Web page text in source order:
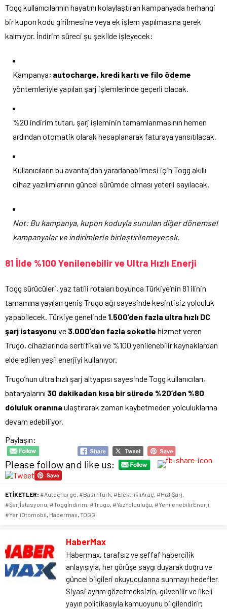
Togg kullanıcılarının hayatını kolaylaştıran kampanyada herhangi
bir kupon kodu girilmesine veya ek işlem yapılmasına gerek
kalmıyor. İndirim süreci şu şekilde işleyecek:
Kampanya; autocharge, kredi kartı ve filo ödeme
yöntemleriyle yapılan şarj işlemlerinde geçerli olacak.
%20 indirim tutarı, şarj işleminin tamamlanmasının hemen
ardından otomatik olarak hesaplanarak faturaya yansıtılacak.
Kullanıcıların bu avantajdan yararlanabilmesi için Togg akıllı
cihaz yazılımlarının güncel sürümde olması yeterli sayılacak.
Not: Bu kampanya, kupon koduyla sunulan diğer dönemsel
kampanyalar ve indirimlerle birleştirilemeyecek.
81 İlde %100 Yenilenebilir ve Ultra Hızlı Enerji
Togg sürücüleri, yaz tatili rotaları boyunca Türkiye’nin 81 ilinin
tamamına yayılan geniş Trugo ağı sayesinde kesintisiz yolculuk
yapabilecek. Türkiye genelinde 1.500’den fazla ultra hızlı DC
şarj istasyonu ve 3.000’den fazla soketle hizmet veren
Trugo, cihazlarında sertifikalı ve %100 yenilenebilir kaynaklardan
elde edilen yeşil enerjiyi kullanıyor.
Trugo’nun ultra hızlı şarj altyapısı sayesinde Togg kullanıcıları,
bataryalarını 30 dakikadan kısa bir sürede %20’den %80
doluluk oranınaulaştırarak zaman kaybetmeden yolculuklarına
devam edebiliyor.
Paylaşın:
Please follow and like us:
ETİKETLER: #Autocharge, #BasınTürk, #ElektrikliAraç, #HızlıŞarj,
#Şarjİstasyonu, #Toggİndirim, #Trugo, #YazYolculuğu, #YenilenebilirEnerji,
#YerliOtomobil, Habermax, TOGG
HaberMax
Habermax, tarafsız ve şeffaf habercilik
anlayışıyla, her görüşe saygı duyarak doğru ve
güncel bilgileri okuyucularına sunmayı hedefler.
Siyasi ayrım gözetmeksizin, güvenilir ve ilkeli
yayın politikasıyla kamuoyunu bilgilendirir;